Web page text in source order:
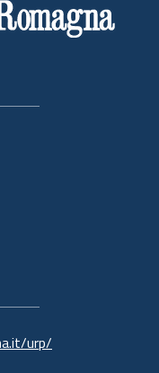
urp/